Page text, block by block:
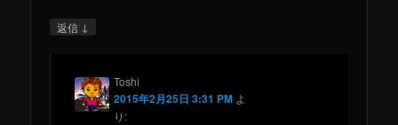
返信 ↓
Toshi
2015年2月25日 3:31 PM よ
り: